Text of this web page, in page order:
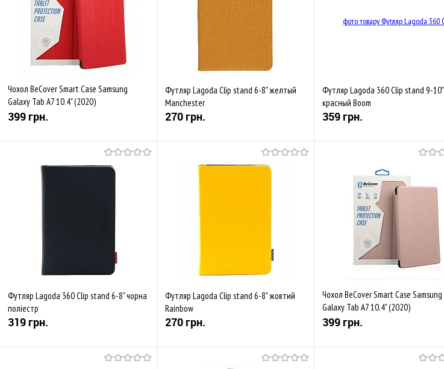
Закінчується
Закінчується
Чохол BeCover Smart Case Samsung
Galaxy Tab A7 10.4" (2020)
T500/T505/T507 Red
399 грн.
Порівняти
Футляр Lagoda Clip stand 6-8" желтый
Manchester
270 грн.
Порівняти
Закінчується
Футляр Lagoda 360 Clip stand 9-10"
красный Boom
359 грн.
До обраного
Порівняти
Закінчується
Футляр Lagoda 360 Clip stand 6-8" чорна
поліестр
319 грн.
Футляр Lagoda Clip stand 6-8" жовтий
Rainbow
270 грн.
Купити
Чохол BeCover Smart Case Samsung
Galaxy Tab A7 10.4" (2020)
T500/T505/T507 Rose Gold
399 грн.